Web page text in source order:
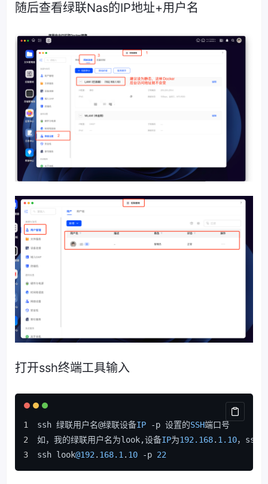
随后查看绿联Nas的IP地址+用户名
打开ssh终端工具输入
ssh 绿联用户名@绿联设备IP -p 设置的SSH端口号
如，我的绿联用户名为look,设备IP为192.168. 1.10，ssh
ssh look@192 . 168.1 . 10 -p 22